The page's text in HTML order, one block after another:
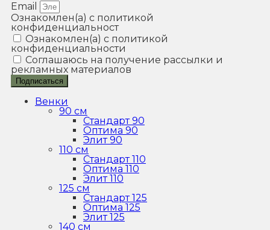
Email
Ознакомлен(а) с политикой
конфиденциальност
Ознакомлен(а) с политикой
конфиденциальности
Соглашаюсь на получение рассылки и
рекламных материалов
Подписаться
Венки
90 см
Стандарт 90
Оптима 90
Элит 90
110 см
Стандарт 110
Оптима 110
Элит 110
125 см
Стандарт 125
Оптима 125
Элит 125
140 см